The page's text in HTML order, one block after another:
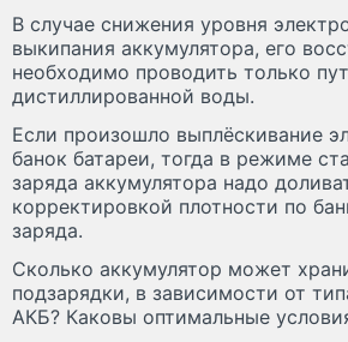
В случае снижения уровня
выкипания аккумулятора, его
необходимо проводить только
дистиллированной воды.
Если произошло выплёскивание
банок батареи, тогда в режиме
заряда аккумулятора надо
корректировкой плотности по
заряда.
Сколько аккумулятор может
подзарядки, в зависимости от
АКБ? Каковы оптимальные